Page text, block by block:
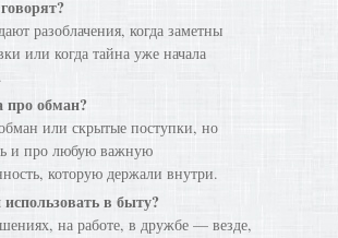
разоблачения, когда заметны
или когда тайна уже начала
про обман?
или скрытые поступки, но
и про любую важную
которую держали внутри.
в быту?
на работе, в дружбе — везде,